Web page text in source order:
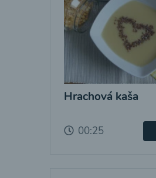
Hrachová kaša
00:25